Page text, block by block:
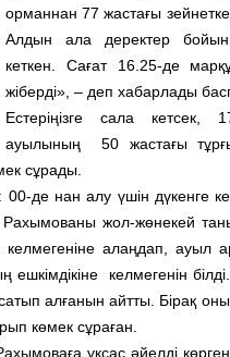
орманнан 77 жастағы
Алдын ала деректер
кеткен. Сағат 16.25-де
жіберді», – деп хабарлады
Естеріңізге сала кетсек,
ауылының 50 жастағы
сұрады.
де нан алу үшін дүкенге
жол-жөнекей
алаңдап, ауыл
келмегенін
алғанын айтты. Бірақ
көмек сұраған.
ұқсас әйелді